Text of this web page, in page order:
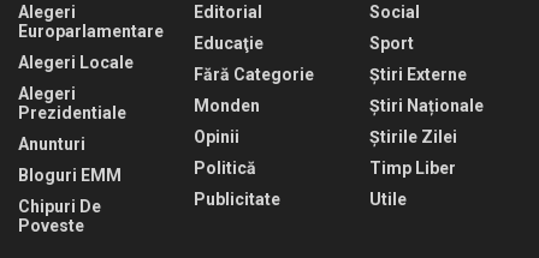
Alegeri
Europarlamentare
Alegeri Locale
Alegeri
Prezidentiale
Anunturi
Bloguri EMM
Chipuri De
Poveste
Editorial
Educaţie
Fără Categorie
Monden
Opinii
Politică
Publicitate
Social
Sport
Știri Externe
Știri Naționale
Știrile Zilei
Timp Liber
Utile